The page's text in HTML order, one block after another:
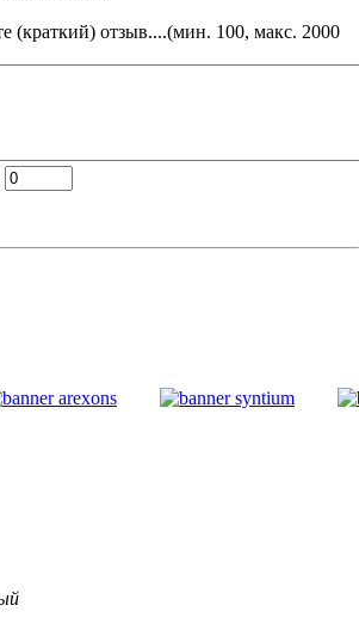
(краткий) отзыв....(мин. 100, макс. 2000